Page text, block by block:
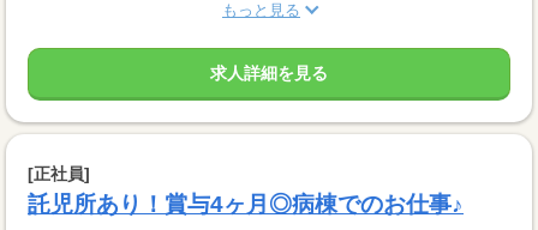
もっと見る
求人詳細を見る
[正社員]
託児所あり！賞与4ヶ月◎病棟でのお仕事♪